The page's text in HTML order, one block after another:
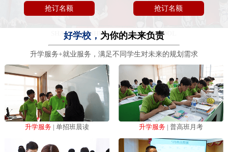
抢订名额 抢订名额
SHAANXI XINHUA COMPUTER SCHOOL
好学校， 为你的未来负责
升学服务+就业服务，满足不同学生对未来的规划需求
升学服务| 单招班晨读 升学服务| 普高班月考